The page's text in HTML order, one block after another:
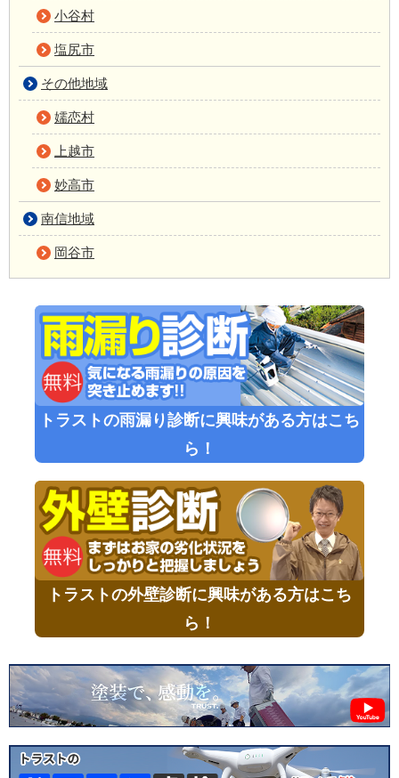
小谷村
塩尻市
その他地域
嬬恋村
上越市
妙高市
南信地域
岡谷市
トラストの雨漏り診断に興味がある方はこち
ら！
トラストの外壁診断に興味がある方はこち
ら！